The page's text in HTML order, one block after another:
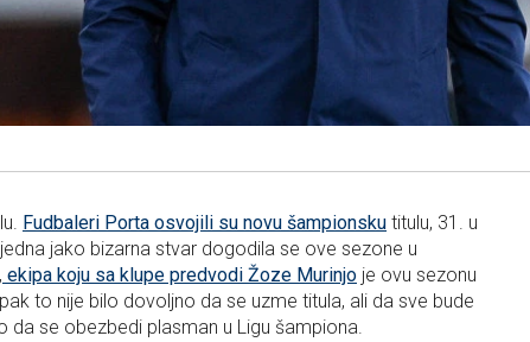
Fudbaleri Porta osvojili su novu šampionsku titulu, 31. u
jako bizarna stvar dogodila se ove sezone u
ekipa koju sa klupe predvodi Žoze Murinjo je ovu sezonu
to nije bilo dovoljno da se uzme titula, ali da sve bude
da se obezbedi plasman u Ligu šampiona.